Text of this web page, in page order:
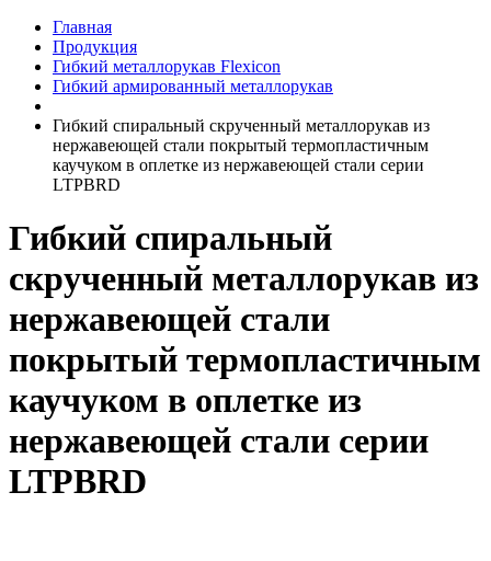
Главная
Продукция
Гибкий металлорукав Flexicon
Гибкий армированный металлорукав
Гибкий спиральный скрученный металлорукав из
нержавеющей стали покрытый термопластичным
каучуком в оплетке из нержавеющей стали серии
LTPBRD
Гибкий спиральный
скрученный металлорукав из
нержавеющей стали
покрытый термопластичным
каучуком в оплетке из
нержавеющей стали серии
LTPBRD